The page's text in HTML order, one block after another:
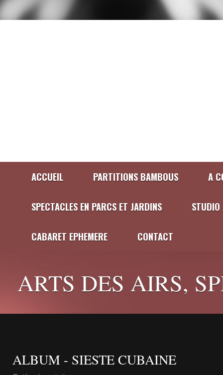
ACCUEIL PARTITIONS BAMBOUS A
SPECTACLES EN PARCS ET JARDINS STUDIO
CABARET EPHEMERE CONTACT
ARTS DES AIRS,
ALBUM - SIESTE CUBAINE